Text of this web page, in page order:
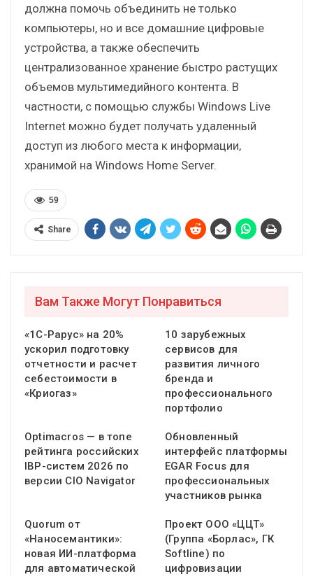
должна помочь объединить не только
компьютеры, но и все домашние цифровые
устройства, а также обеспечить
централизованное хранение быстро растущих
объемов мультимедийного контента. В
частности, с помощью службы Windows Live
Internet можно будет получать удаленный
доступ из любого места к информации,
хранимой на Windows Home Server.
59
Share
Вам Также Могут Понравиться
«1С-Рарус» на 20%
ускорил подготовку
отчетности и расчет
себестоимости в
«Криогаз»
10 зарубежных
сервисов для
развития личного
бренда и
профессионального
портфолио
Optimacros — в топе
рейтинга российских
IBP-систем 2026 по
версии CIO Navigator
Обновленный
интерфейс платформы
EGAR Focus для
профессиональных
участников рынка
Quorum от
«Наносемантики»:
новая ИИ-платформа
для автоматической
Проект ООО «ЦЦТ»
(Группа «Борлас», ГК
Softline) по
цифровизации